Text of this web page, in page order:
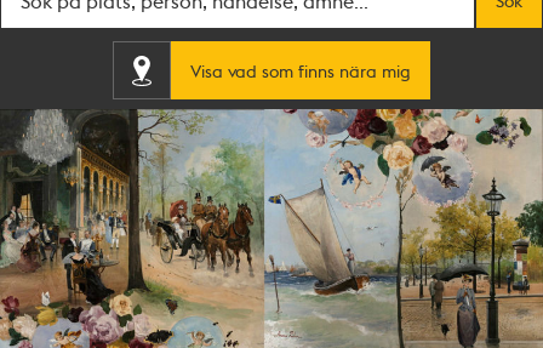
Visa vad som finns nära mig